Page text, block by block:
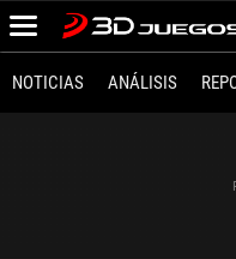
NOTICIAS ANÁLISIS